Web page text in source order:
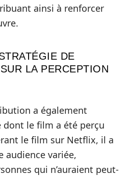
ainsi à renforcer
DE
LA PERCEPTION
a également
dont le film a été perçu
le film sur Netflix, il a
audience variée,
qui n’auraient peut-